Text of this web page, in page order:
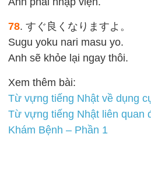
78. すぐ良くなりますよ。
Sugu yoku nari masu yo.
Anh sẽ khỏe lại ngay thôi.
Xem thêm bài:
Từ vựng tiếng Nhật về dụng
Từ vựng tiếng Nhật liên quan
Khám Bệnh – Phần 1